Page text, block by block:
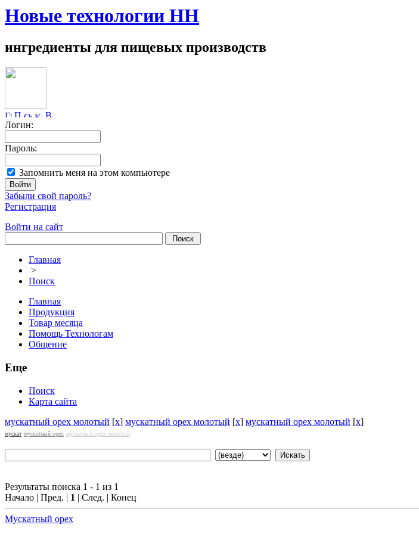
Новые технологии НН
ингредиенты для пищевых производств
Логин:
Пароль:
Запомнить меня на этом компьютере
Забыли свой пароль?
Регистрация
Войти на сайт
Главная
>
Поиск
Главная
Продукция
Товар месяца
Помощь Технологам
Общение
Еще
Поиск
Карта сайта
мускатный орех молотый [x] мускатный орех молотый [x] мускатный орех молотый [x]
мускат мускатный орех мускатный орех молотый
Результаты поиска 1 - 1 из 1
Начало | Пред. | 1 | След. | Конец
Мускатный орех